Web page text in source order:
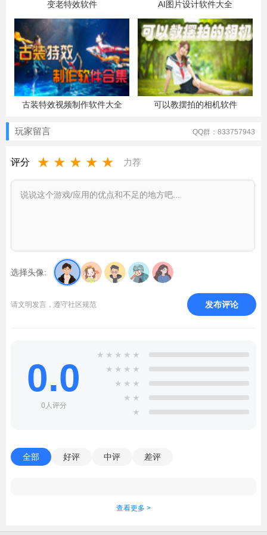
变老特效软件 AI图片设计软件大全
古装特效视频制作软件大全 可以教摆拍的相机软件
玩家留言 QQ群：833757943
评分 ★ ★ ★ ★ ★ 力荐
选择头像:
请文明发言，遵守社区规范 发布评论
0.0
0人评分
★ ★ ★ ★ ★
★ ★ ★ ★
★ ★ ★
★ ★
★
全部 好评 中评 差评
查看更多 >